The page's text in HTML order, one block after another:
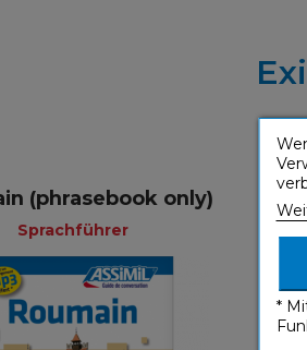
(phrasebook only)
Sprachführer
*